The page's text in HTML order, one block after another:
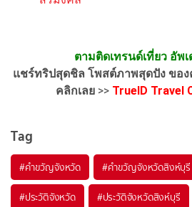
ตามติดเทรนด์เที่ยว อัพ
แชร์ทริปสุดชิล โพสต์ภาพสุดปัง ขอ
คลิกเลย >> TrueID Travel
Tag
#คำขวัญจังหวัด #คำขวัญจังหวัดสิงห์บุรี
#ประวัติจังหวัด #ประวัติจังหวัดสิงห์บุรี